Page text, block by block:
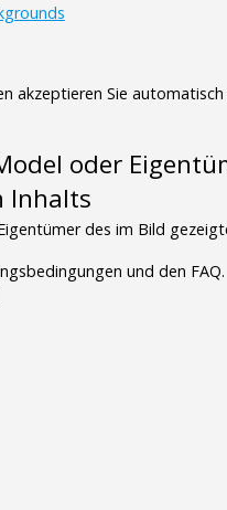
akzeptieren Sie automatisch
oder
Inhalts
des im Bild
und den FAQ.